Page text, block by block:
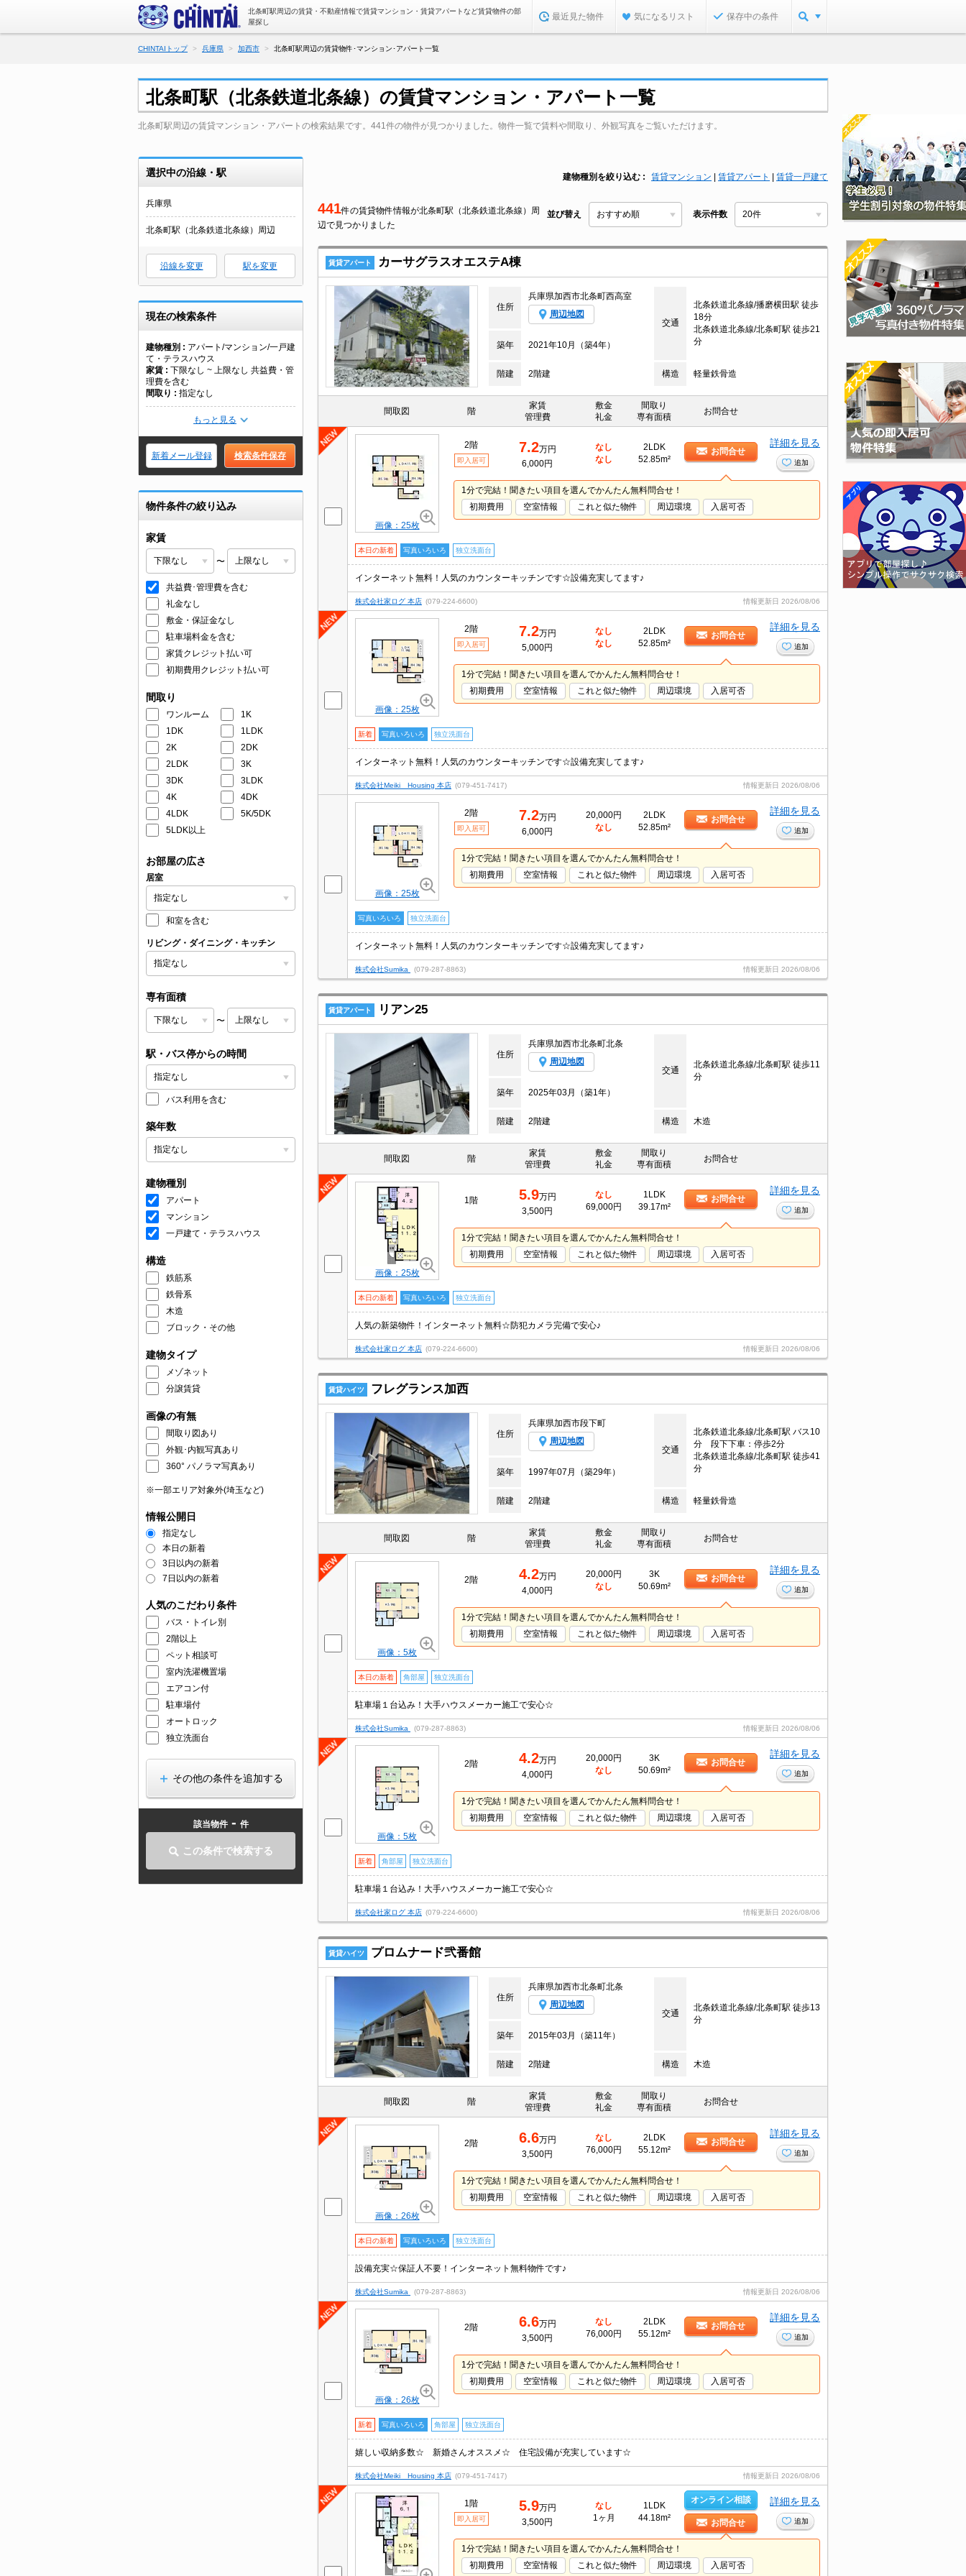
北条町駅周辺の賃貸・不動産情報で賃貸マンション・賃貸アパートなど賃貸物件の部
屋探し
最近見た物件 気になるリスト 保存中の条件
CHINTAIトップ 兵庫県 加西市 北条町駅周辺の賃貸物件･マンション･アパート一覧
北条町駅（北条鉄道北条線）の賃貸マンション・アパート一覧
北条町駅周辺の賃貸マンション・アパートの検索結果です。441件の物件が見つかりました。物件一覧で賃料や間取り、外観写真をご覧いただけます。
選択中の沿線・駅
兵庫県
北条町駅（北条鉄道北条線）周辺
沿線を変更 駅を変更
現在の検索条件
建物種別
アパート/マンション/一戸建
て・テラスハウス
家賃
下限なし ~ 上限なし 共益費・管
理費を含む
間取り
指定なし
もっと見る
新着メール登録 検索条件保存
物件条件の絞り込み
家賃
〜
共益費･管理費を含む
礼金なし
敷金・保証金なし
駐車場料金を含む
家賃クレジット払い可
初期費用クレジット払い可
間取り
ワンルーム
1K
1DK
1LDK
2K
2DK
2LDK
3K
3DK
3LDK
4K
4DK
4LDK
5K/5DK
5LDK以上
お部屋の広さ
居室
和室を含む
リビング・ダイニング・キッチン
専有面積
〜
駅・バス停からの時間
バス利用を含む
築年数
建物種別
アパート
マンション
一戸建て・テラスハウス
構造
鉄筋系
鉄骨系
木造
ブロック・その他
建物タイプ
メゾネット
分譲賃貸
画像の有無
間取り図あり
外観･内観写真あり
360° パノラマ写真あり
※一部エリア対象外(埼玉など)
情報公開日
指定なし
本日の新着
3日以内の新着
7日以内の新着
人気のこだわり条件
バス・トイレ別
2階以上
ペット相談可
室内洗濯機置場
エアコン付
駐車場付
オートロック
独立洗面台
その他の条件を追加する
該当物件 - 件
この条件で検索する
建物種別を絞り込む 賃貸マンション 賃貸アパート 賃貸一戸建て
441件の賃貸物件情報が北条町駅（北条鉄道北条線）周
辺で見つかりました
並び替え 表示件数
賃貸アパート カーサグラスオエステA棟
住所
兵庫県加西市北条町西高室
周辺地図
交通
北条鉄道北条線/播磨横田駅 徒歩
18分
北条鉄道北条線/北条町駅 徒歩21
分
築年 2021年10月（築4年）
階建 2階建 構造 軽量鉄骨造
間取図 階
家賃
管理費
敷金
礼金
間取り
専有面積
お問合せ
画像：25枚
2階
即入居可
7.2万円
6,000円
なし
なし
2LDK
52.85m²
お問合せ
詳細を見る
追加
1分で完結！聞きたい項目を選んでかんたん無料問合せ！
初期費用
空室情報 これと似た物件 周辺環境 入居可否
本日の新着 写真いろいろ 独立洗面台
インターネット無料！人気のカウンターキッチンです☆設備充実してます♪
株式会社家ログ 本店 (079-224-6600) 情報更新日 2026/08/06
画像：25枚
2階
即入居可
7.2万円
5,000円
なし
なし
2LDK
52.85m²
お問合せ
詳細を見る
追加
1分で完結！聞きたい項目を選んでかんたん無料問合せ！
初期費用
空室情報 これと似た物件 周辺環境 入居可否
新着 写真いろいろ 独立洗面台
インターネット無料！人気のカウンターキッチンです☆設備充実してます♪
株式会社Meiki Housing 本店 (079-451-7417) 情報更新日 2026/08/06
画像：25枚
2階
即入居可
7.2万円
6,000円
20,000円
なし
2LDK
52.85m²
お問合せ
詳細を見る
追加
1分で完結！聞きたい項目を選んでかんたん無料問合せ！
初期費用
空室情報 これと似た物件 周辺環境 入居可否
写真いろいろ 独立洗面台
インターネット無料！人気のカウンターキッチンです☆設備充実してます♪
株式会社Sumika (079-287-8863) 情報更新日 2026/08/06
賃貸アパート リアン25
住所
兵庫県加西市北条町北条
周辺地図
交通
北条鉄道北条線/北条町駅 徒歩11
分
築年
2025年03月（築1年）
階建 2階建 構造 木造
間取図 階
家賃
管理費
敷金
礼金
間取り
専有面積
お問合せ
画像：25枚
1階 5.9万円
3,500円
なし
69,000円
1LDK
39.17m²
お問合せ
詳細を見る
追加
1分で完結！聞きたい項目を選んでかんたん無料問合せ！
初期費用
空室情報 これと似た物件 周辺環境 入居可否
本日の新着 写真いろいろ 独立洗面台
人気の新築物件！インターネット無料☆防犯カメラ完備で安心♪
株式会社家ログ 本店 (079-224-6600) 情報更新日 2026/08/06
賃貸ハイツ フレグランス加西
住所
兵庫県加西市段下町
周辺地図
交通
北条鉄道北条線/北条町駅 バス10
分 段下下車：停歩2分
北条鉄道北条線/北条町駅 徒歩41
分
築年 1997年07月（築29年）
階建 2階建 構造 軽量鉄骨造
間取図 階
家賃
管理費
敷金
礼金
間取り
専有面積
お問合せ
画像：5枚
2階 4.2万円
4,000円
20,000円
なし
3K
50.69m²
お問合せ
詳細を見る
追加
1分で完結！聞きたい項目を選んでかんたん無料問合せ！
初期費用
空室情報 これと似た物件 周辺環境 入居可否
本日の新着 角部屋 独立洗面台
駐車場１台込み！大手ハウスメーカー施工で安心☆
株式会社Sumika (079-287-8863) 情報更新日 2026/08/06
画像：5枚
2階 4.2万円
4,000円
20,000円
なし
3K
50.69m²
お問合せ
詳細を見る
追加
1分で完結！聞きたい項目を選んでかんたん無料問合せ！
初期費用
空室情報 これと似た物件 周辺環境 入居可否
新着 角部屋 独立洗面台
駐車場１台込み！大手ハウスメーカー施工で安心☆
株式会社家ログ 本店 (079-224-6600) 情報更新日 2026/08/06
賃貸ハイツ プロムナード弐番館
住所
兵庫県加西市北条町北条
周辺地図
交通
北条鉄道北条線/北条町駅 徒歩13
分
築年
2015年03月（築11年）
階建 2階建 構造 木造
間取図 階
家賃
管理費
敷金
礼金
間取り
専有面積
お問合せ
画像：26枚
2階 6.6万円
3,500円
なし
76,000円
2LDK
55.12m²
お問合せ
詳細を見る
追加
1分で完結！聞きたい項目を選んでかんたん無料問合せ！
初期費用
空室情報 これと似た物件 周辺環境 入居可否
本日の新着 写真いろいろ 独立洗面台
設備充実☆保証人不要！インターネット無料物件です♪
株式会社Sumika (079-287-8863) 情報更新日 2026/08/06
画像：26枚
2階 6.6万円
3,500円
なし
76,000円
2LDK
55.12m²
お問合せ
詳細を見る
追加
1分で完結！聞きたい項目を選んでかんたん無料問合せ！
初期費用
空室情報 これと似た物件 周辺環境 入居可否
新着 写真いろいろ 角部屋 独立洗面台
嬉しい収納多数☆ 新婚さんオススメ☆ 住宅設備が充実しています☆
株式会社Meiki Housing 本店 (079-451-7417) 情報更新日 2026/08/06
1階
即入居可
5.9万円
3,500円
なし
1ヶ月
1LDK
44.18m²
オンライン相談
お問合せ
詳細を見る
追加
1分で完結！聞きたい項目を選んでかんたん無料問合せ！
初期費用
空室情報 これと似た物件 周辺環境 入居可否